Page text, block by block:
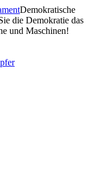
Demokratische
die Demokratie das
und Maschinen!